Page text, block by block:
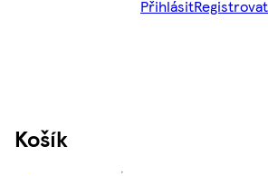
PřihlásitRegistrovat
Košík